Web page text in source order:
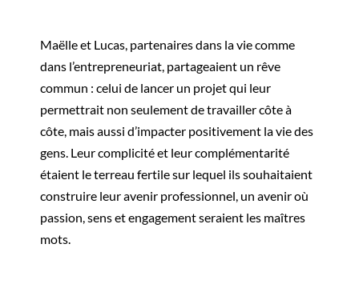
Maëlle et Lucas, partenaires dans la vie comme
dans l’entrepreneuriat, partageaient un rêve
commun : celui de lancer un projet qui leur
permettrait non seulement de travailler côte à
côte, mais aussi d’impacter positivement la vie des
gens. Leur complicité et leur complémentarité
étaient le terreau fertile sur lequel ils souhaitaient
construire leur avenir professionnel, un avenir où
passion, sens et engagement seraient les maîtres
mots.